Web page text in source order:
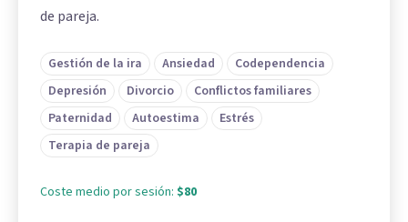
de pareja.
Gestión de la ira Ansiedad
Codependencia
Depresión
Divorcio
Conflictos familiares
Paternidad
Autoestima
Estrés
Terapia de pareja
Coste medio por sesión: $80